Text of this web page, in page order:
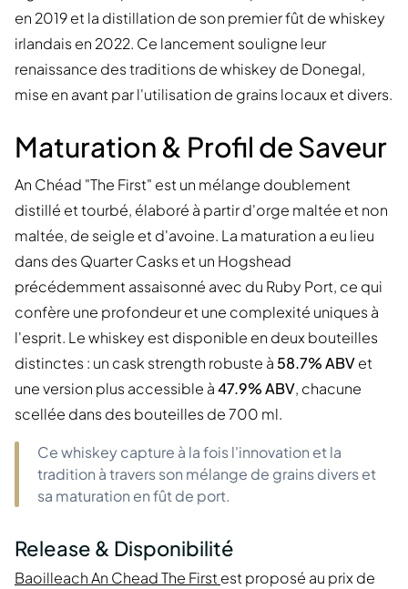
en 2019 et la distillation de son premier fût de whiskey
irlandais en 2022. Ce lancement souligne leur
renaissance des traditions de whiskey de Donegal,
mise en avant par l'utilisation de grains locaux et divers.
Maturation & Profil de Saveur
An Chéad "The First" est un mélange doublement
distillé et tourbé, élaboré à partir d'orge maltée et non
maltée, de seigle et d'avoine. La maturation a eu lieu
dans des Quarter Casks et un Hogshead
précédemment assaisonné avec du Ruby Port, ce qui
confère une profondeur et une complexité uniques à
l'esprit. Le whiskey est disponible en deux bouteilles
distinctes : un cask strength robuste à 58.7% ABVet
une version plus accessible à47.9% ABV, chacune
scellée dans des bouteilles de 700 ml.
Ce whiskey capture à la fois l'innovation et la
tradition à travers son mélange de grains divers et
sa maturation en fût de port.
Release & Disponibilité
Baoilleach An Chead The Firstest proposé au prix de